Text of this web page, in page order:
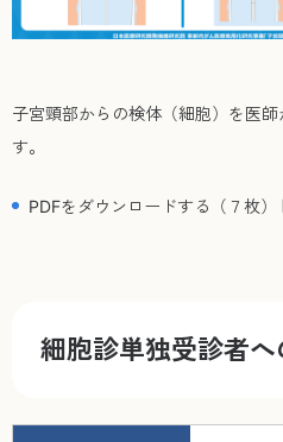
子宮頸部からの検体（細胞）を医
す。
PDFをダウンロードする（７枚）
細胞診単独受診者